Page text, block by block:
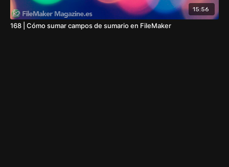
15:56
168 | Cómo sumar campos de sumario en FileMaker